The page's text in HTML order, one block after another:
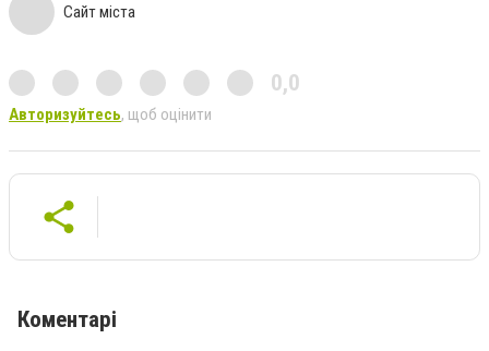
Сайт міста
0,0
Авторизуйтесь, щоб оцінити
Коментарі